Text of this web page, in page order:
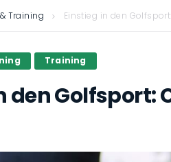
Training Einstieg in den
Training
den Golfsport: